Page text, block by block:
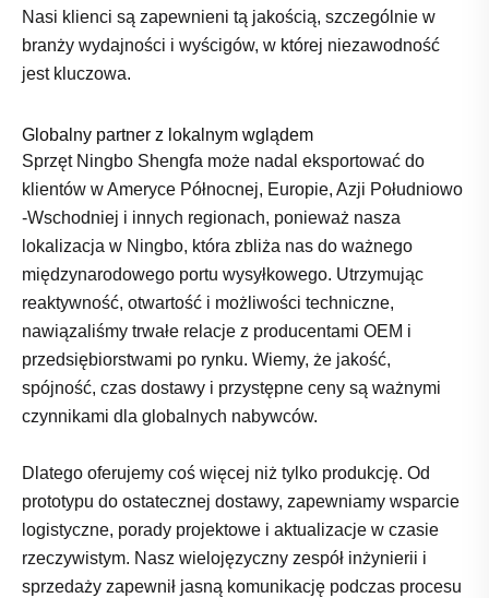
Nasi klienci są zapewnieni tą jakością, szczególnie w
branży wydajności i wyścigów, w której niezawodność
jest kluczowa.
Globalny partner z lokalnym wglądem
Sprzęt Ningbo Shengfa może nadal eksportować do
klientów w Ameryce Północnej, Europie, Azji Południowo
-Wschodniej i innych regionach, ponieważ nasza
lokalizacja w Ningbo, która zbliża nas do ważnego
międzynarodowego portu wysyłkowego. Utrzymując
reaktywność, otwartość i możliwości techniczne,
nawiązaliśmy trwałe relacje z producentami OEM i
przedsiębiorstwami po rynku. Wiemy, że jakość,
spójność, czas dostawy i przystępne ceny są ważnymi
czynnikami dla globalnych nabywców.
Dlatego oferujemy coś więcej niż tylko produkcję. Od
prototypu do ostatecznej dostawy, zapewniamy wsparcie
logistyczne, porady projektowe i aktualizacje w czasie
rzeczywistym. Nasz wielojęzyczny zespół inżynierii i
sprzedaży zapewnił jasną komunikację podczas procesu